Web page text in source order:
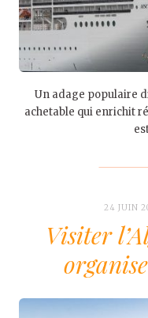
Un adage populaire
achetable qui enrichit
24 JUIN
Visiter